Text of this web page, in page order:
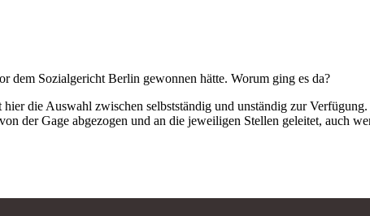
dem Sozialgericht Berlin gewonnen hätte. Worum ging es da?
die Auswahl zwischen selbstständig und unständig zur
der Gage abgezogen und an die jeweiligen Stellen geleitet, auch